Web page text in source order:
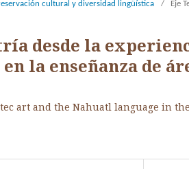
cultural y diversidad lingüística / Eje
desde la
la enseñanza de
art and the Nahuatl language in